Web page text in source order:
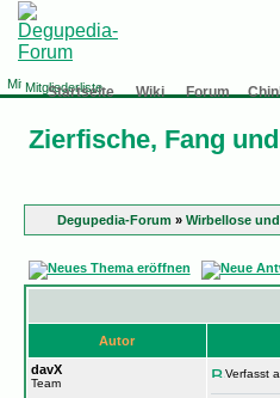
Mitgliederliste
Startseite Wiki Forum
Zierfische, Fang
Degupedia-Forum » Wirbellose
Autor
davX
Team
Verfasst